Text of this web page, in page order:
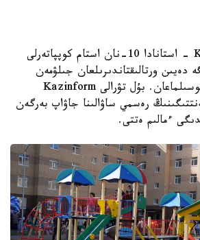
استانا. KAZINFORM - استانادا 10-نان استام كوپپاتەرلى
دەيىن ورتالىقتاندىرىلعان جىلۋمەن
جابدىقتاۋ جۇيەسىنە قوسىلماعان. بۇل تۋرالى Kazinform
رەسمي ساۋالىنا جاۋاپ بەرگەن
ءمالىم ەتتى.